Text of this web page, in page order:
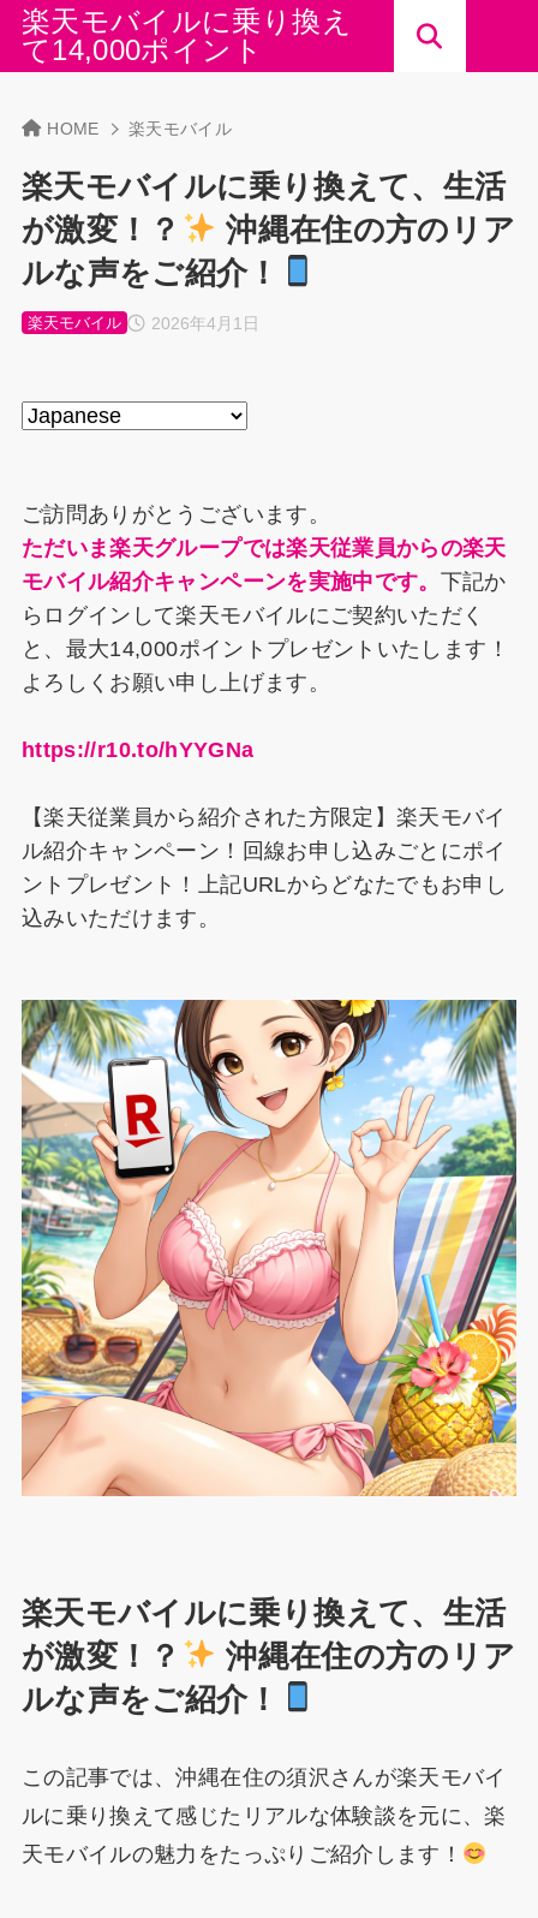
楽天モバイルに乗り換え
て14,000ポイント
HOME 楽天モバイル
楽天モバイルに乗り換えて、生活
が激変！？
沖縄在住の方のリア
ルな声をご紹介！
2026年4月1日
楽天モバイル
ご訪問ありがとうございます。
ただいま楽天グループでは楽天従業員からの楽天
モバイル紹介キャンペーンを実施中です。 下記か
らログインして楽天モバイルにご契約いただく
と、最大14,000ポイントプレゼントいたします！
よろしくお願い申し上げます。
https://r10.to/hYYGNa
【楽天従業員から紹介された方限定】楽天モバイ
ル紹介キャンペーン！回線お申し込みごとにポイ
ントプレゼント！上記URLからどなたでもお申し
込みいただけます。
楽天モバイルに乗り換えて、生活
が激変！？
沖縄在住の方のリア
ルな声をご紹介！
この記事では、沖縄在住の須沢さんが楽天モバイ
ルに乗り換えて感じたリアルな体験談を元に、楽
天モバイルの魅力をたっぷりご紹介します！